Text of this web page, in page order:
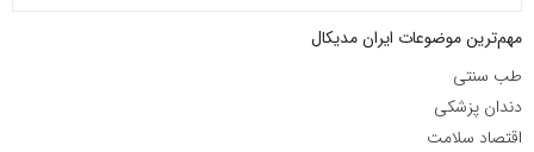
مهم‌ترین موضوعات ایران مدیکال
طب سنتی
دندان پزشکی
اقتصاد سلامت